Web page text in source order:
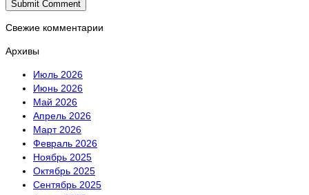
Свежие комментарии
Архивы
Июль 2026
Июнь 2026
Май 2026
Апрель 2026
Март 2026
Февраль 2026
Ноябрь 2025
Октябрь 2025
Сентябрь 2025